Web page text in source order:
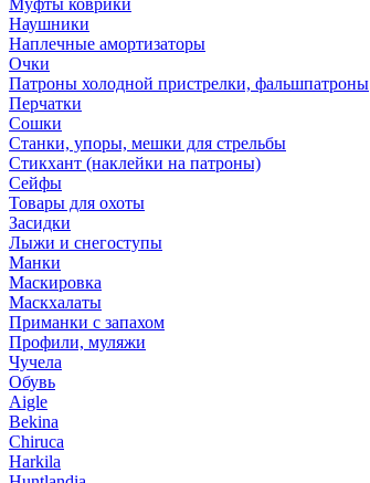
Муфты коврики
Наушники
Наплечные амортизаторы
Очки
Патроны холодной пристрелки, фальшпатроны
Перчатки
Сошки
Станки, упоры, мешки для стрельбы
Стикхант (наклейки на патроны)
Сейфы
Товары для охоты
Засидки
Лыжи и снегоступы
Манки
Маскировка
Маскхалаты
Приманки с запахом
Профили, муляжи
Чучела
Обувь
Aigle
Bekina
Chiruсa
Harkila